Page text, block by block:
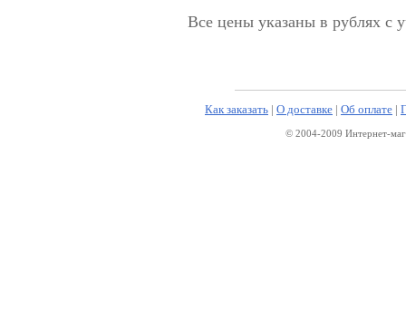
Все цены указаны в рублях с
Как заказать | О доставке | Об оплате |
© 2004-2009 Интернет-